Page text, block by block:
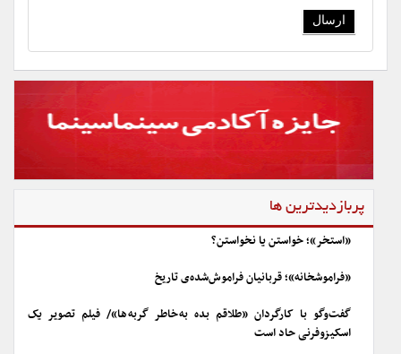
پربازدیدترین ها
«استخر»؛ خواستن یا نخواستن؟
«فراموشخانه»؛ قربانیان فراموش‌شده‌ی تاریخ
گفت‌وگو با کارگردان «طلاقم بده به خاطر گربه ها»/ فیلم تصویر یک
اسکیزوفرنی حاد است